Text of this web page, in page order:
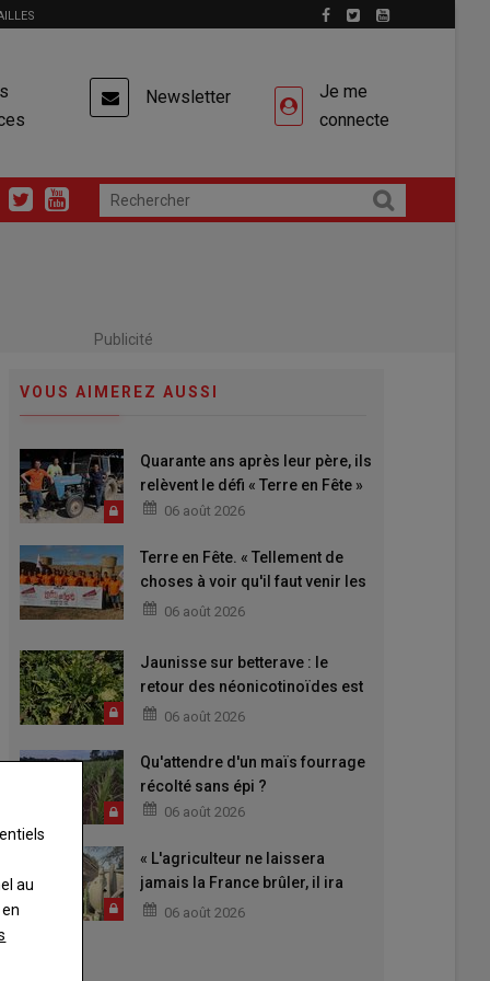
Newsletter
Je me
connecte
Publicité
VOUS AIMEREZ AUSSI
Quarante ans après leur père, ils
relèvent le défi « Terre en Fête »
06 août 2026
Terre en Fête. « Tellement de
choses à voir qu'il faut venir les
deux jours »
06 août 2026
Jaunisse sur betterave : le
retour des néonicotinoïdes est
attendu
06 août 2026
Qu'attendre d'un maïs fourrage
récolté sans épi ?
06 août 2026
« L'agriculteur ne laissera
jamais la France brûler, il ira
aider »06 août 2026
au